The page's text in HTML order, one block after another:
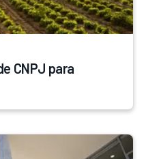
CNPJ para